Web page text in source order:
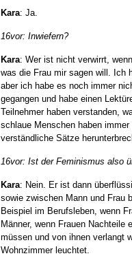
Kara: Ja.
16vor: Inwiefern?
Kara: Wer ist nicht verwirrt,
was die Frau mir sagen will. Ich
aber ich habe es noch immer
gegangen und habe einen
Teilnehmer haben verstanden,
schlaue Menschen haben
verständliche Sätze
16vor: Ist der Feminismus also
Kara: Nein. Er ist dann
sowie zwischen Mann und Frau
Beispiel im Berufsleben, wenn
Männer, wenn Frauen
müssen und von ihnen verlangt
Wohnzimmer leuchtet.